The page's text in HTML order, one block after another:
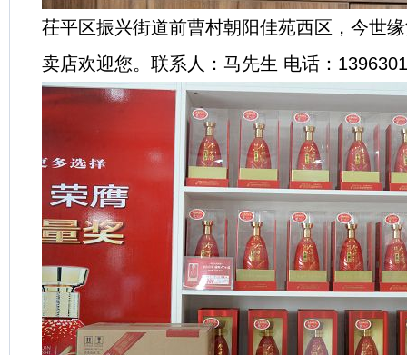
茌平区振兴街道前曹村朝阳佳苑西区，今世
卖店欢迎您。联系人：马先生 电话：